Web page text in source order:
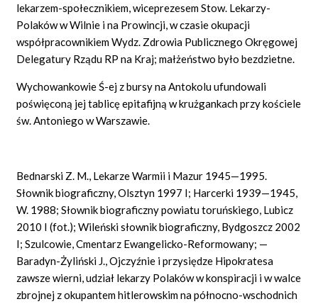
lekarzem-społecznikiem, wiceprezesem Stow. Lekarzy-
Polaków w Wilnie i na Prowincji, w czasie okupacji
współpracownikiem Wydz. Zdrowia Publicznego Okręgowej
Delegatury Rządu RP na Kraj; małżeństwo było bezdzietne.
Wychowankowie Ś-ej z bursy na Antokolu ufundowali
poświęconą jej tablicę epitafijną w krużgankach przy kościele
św. Antoniego w Warszawie.
Bednarski Z. M., Lekarze Warmii i Mazur 1945—1995.
Słownik biograficzny, Olsztyn 1997 I; Harcerki 1939—1945,
W. 1988; Słownik biograficzny powiatu toruńskiego, Lubicz
2010 I (fot.); Wileński słownik biograficzny, Bydgoszcz 2002
I; Szulcowie, Cmentarz Ewangelicko-Reformowany; —
Baradyn-Żyliński J., Ojczyźnie i przysiędze Hipokratesa
zawsze wierni, udział lekarzy Polaków w konspiracji i w walce
zbrojnej z okupantem hitlerowskim na północno-wschodnich